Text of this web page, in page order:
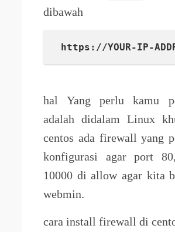
dibawah
https://YOUR-IP-
hal Yang perlu kamu
adalah didalam Linux
centos ada firewall yang
konfigurasi agar port
10000 di allow agar kita
webmin.
cara install firewall di